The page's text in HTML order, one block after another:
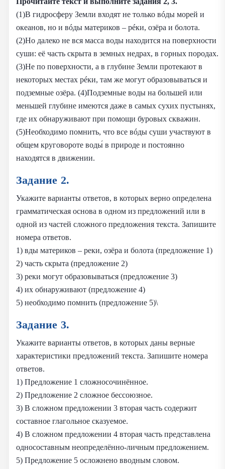
(1)В гидросферу Земли входят не только вóды морей и
океанов, но и вóды материков – рéки, озёра и болота.
(2)Но далеко не вся масса воды находится на поверхности
суши: её часть скрыта в земных недрах, в горных породах.
(3)Не по поверхности, а в глубине Земли протекают в
некоторых местах рéки, там же могут образовываться и
подземные озёра. (4)Подземные воды на большей или
меньшей глубине имеются даже в самых сухих пустынях,
где их обнаруживают при помощи буровых скважин.
(5)Необходимо помнить, что все вóды суши участвуют в
общем круговороте воды́ в природе и постоянно
находятся в движении.
Задание 2.
Укажите варианты ответов, в которых верно определена
грамматическая основа в одном из предложений или в
одной из частей сложного предложения текста. Запишите
номера ответов.
1) вды материков – реки, озёра и болота (предложение 1)
2) часть скрыта (предложение 2)
3) реки могут образовываться (предложение 3)
4) их обнаруживают (предложение 4)
5) необходимо помнить (предложение 5)\
Задание 3.
Укажите варианты ответов, в которых даны верные
характеристики предложений текста. Запишите номера
ответов.
1) Предложение 1 сложносочинённое.
2) Предложение 2 сложное бессоюзное.
3) В сложном предложении 3 вторая часть содержит
составное глагольное сказуемое.
4) В сложном предложении 4 вторая часть представлена
односоставным неопределённо-личным предложением.
5) Предложение 5 осложнено вводным словом.